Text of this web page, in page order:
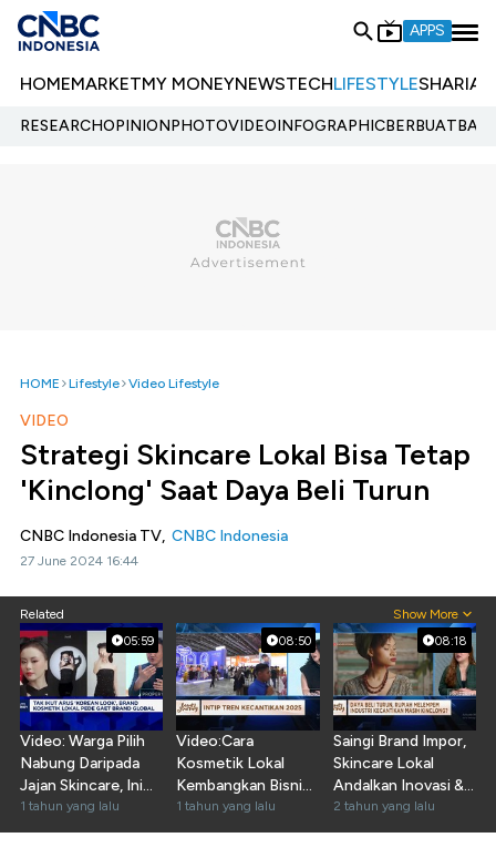
APPS
HOMEMARKETMY MONEYNEWSTECHLIFESTYLESHARIA
RESEARCHOPINIONPHOTOVIDEOINFOGRAPHIC
HOME Lifestyle Video Lifestyle
VIDEO
Strategi Skincare Lokal Bisa Tetap
'Kinclong' Saat Daya Beli Turun
CNBC Indonesia TV, CNBC Indonesia
27 June 2024 16:44
Related Show More
05:59
Video: Warga Pilih
Nabung Daripada
Jajan Skincare, Ini
Kata Pengusaha
1 tahun yang lalu
08:50
Video:Cara
Kosmetik Lokal
Kembangkan Bisnis-
Hadapi Serbuan
Poduk China
1 tahun yang lalu
08:18
Saingi Brand Impor,
Skincare Lokal
Andalkan Inovasi &
Penjualan Online
2 tahun yang lalu